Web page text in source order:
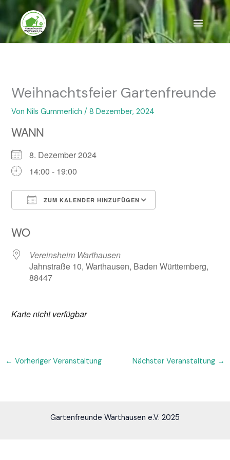
springen
Weihnachtsfeier Gartenfreunde
VonNils Gummerlich/8 Dezember, 2024
WANN
8. Dezember 2024
14:00 - 19:00
ZUM KALENDER HINZUFÜGEN
WO
Vereinsheim Warthausen
Jahnstraße 10, Warthausen, Baden Württemberg,
88447
Karte nicht verfügbar
← Vorheriger Veranstaltung Nächster Veranstaltung →
Gartenfreunde Warthausen e.V. 2025